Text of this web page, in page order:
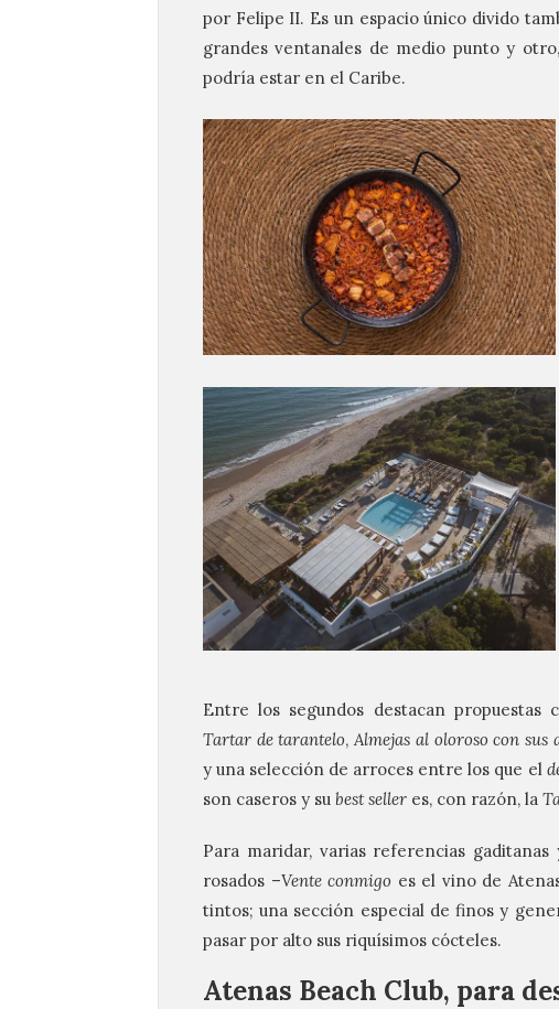
por Felipe II. Es un espacio único divido
grandes ventanales de medio punto y
podría estar en el Caribe.
Entre los segundos destacan propuestas
Tartar de tarantelo, Almejas al oloroso con sus
y una selección de arroces entre los que el
son caseros y su best seller es, con razón, la
Para maridar, varias referencias
rosados –Vente conmigo es el vino de
tintos; una sección especial de finos y
pasar por alto sus riquísimos cócteles.
Atenas Beach Club, para